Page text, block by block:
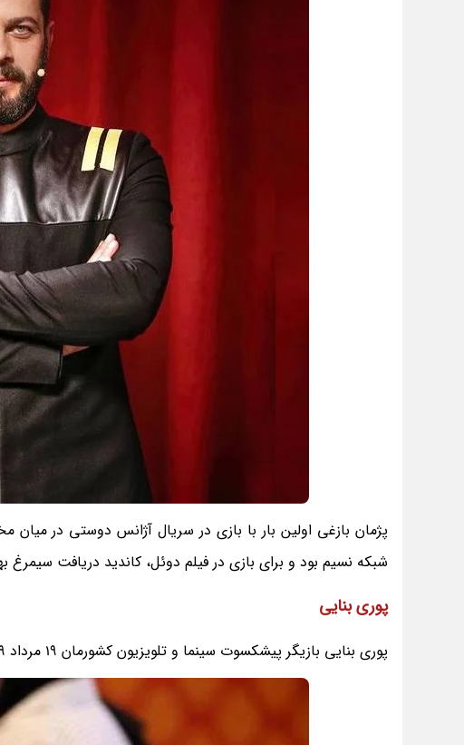
پژمان بازغی اولین بار با بازی در سریال آژانس دوستی در میان
شبکه نسیم بود و برای بازی در فیلم دوئل، کاندید دریافت سیمرغ
پوری بنایی
پوری بنایی بازیگر پیشکسوت سینما و تلویزیون کشورمان 19 مرداد 1319 در اراک متولد شد.